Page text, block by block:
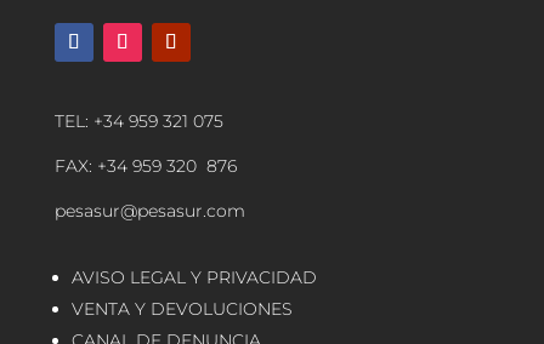
TEL: +34 959 321 075
FAX: +34 959 320 876
pesasur@pesasur.com
AVISO LEGAL Y PRIVACIDAD
VENTA Y DEVOLUCIONES